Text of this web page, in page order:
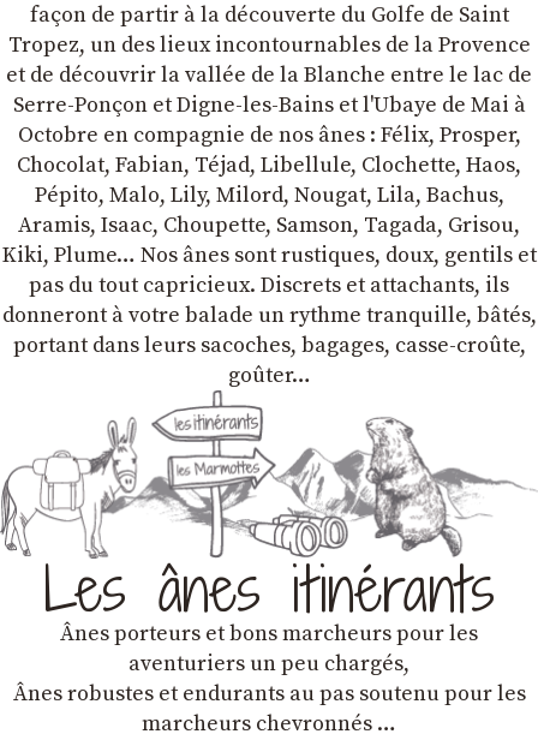
façon de partir à la découverte du Golfe de Saint
Tropez, un des lieux incontournables de la Provence
et de découvrir la vallée de la Blanche entre le lac de
Serre-Ponçon et Digne-les-Bains et l'Ubaye de Mai à
Octobre en compagnie de nos ânes : Félix, Prosper,
Chocolat, Fabian, Téjad, Libellule, Clochette, Haos,
Pépito, Malo, Lily, Milord, Nougat, Lila, Bachus,
Aramis, Isaac, Choupette, Samson, Tagada, Grisou,
Kiki, Plume… Nos ânes sont rustiques, doux, gentils et
pas du tout capricieux. Discrets et attachants, ils
donneront à votre balade un rythme tranquille, bâtés,
portant dans leurs sacoches, bagages, casse-croûte,
goûter…
Les ânes itinérants
Ânes porteurs et bons marcheurs pour les
aventuriers un peu chargés,
Ânes robustes et endurants au pas soutenu pour les
marcheurs chevronnés …